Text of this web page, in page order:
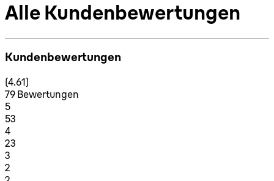
Alle Kundenbewertungen
Kundenbewertungen
4.61 Sterne von maximal 5
(4.61)
79 Bewertungen
51 Sterne von maximal 1
53
41 Sterne von maximal 1
23
3
2